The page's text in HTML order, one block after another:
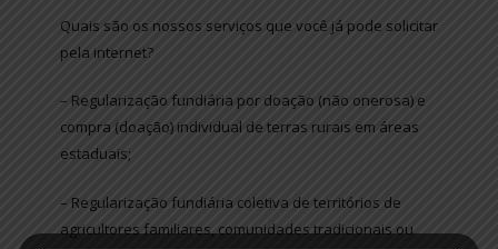
Quais são os nossos serviços que você já pode solicitar
pela internet?
– Regularização fundiária por doação (não onerosa) e
compra (doação) individual de terras rurais em áreas
estaduais;
– Regularização fundiária coletiva de territórios de
agricultores familiares, comunidades tradicionais ou